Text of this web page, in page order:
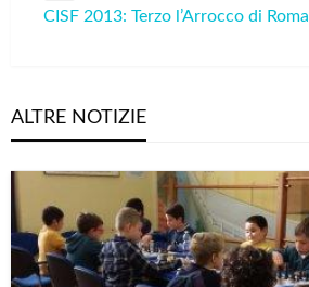
articoli
Post
CISF 2013: Terzo l’Arrocco di Roma
ALTRE NOTIZIE